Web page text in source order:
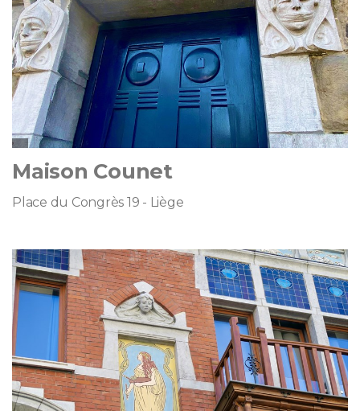
Maison Counet
Place du Congrès 19 - Liège